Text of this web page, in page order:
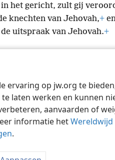
ervaring op jw.org te
laten werken en kunnen
aanvaarden of
informatie het
.
in het gericht, zult gij
knechten van Jehovah,+
uitspraak van Jehovah.+
Tower Bible and Tract Society of